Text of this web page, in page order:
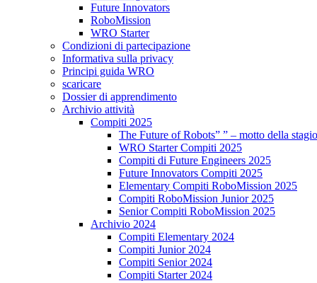
Future Innovators
RoboMission
WRO Starter
Condizioni di partecipazione
Informativa sulla privacy
Principi guida WRO
scaricare
Dossier di apprendimento
Archivio attività
Compiti 2025
The Future of Robots” ” – motto della
WRO Starter Compiti 2025
Compiti di Future Engineers 2025
Future Innovators Compiti 2025
Elementary Compiti RoboMission 2025
Compiti RoboMission Junior 2025
Senior Compiti RoboMission 2025
Archivio 2024
Compiti Elementary 2024
Compiti Junior 2024
Compiti Senior 2024
Compiti Starter 2024